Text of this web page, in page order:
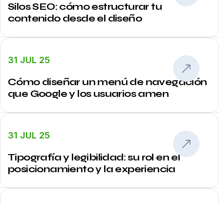
Silos SEO: cómo estructurar tu
contenido desde el diseño
31 JUL 25
Cómo diseñar un menú de navegación
que Google y los usuarios amen
31 JUL 25
Tipografía y legibilidad: su rol en el
posicionamiento y la experiencia